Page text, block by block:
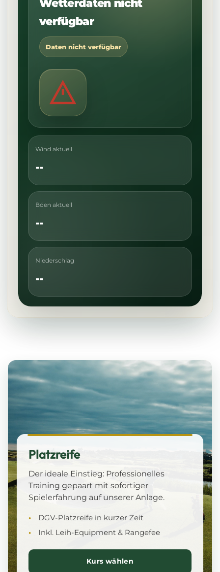
Wetterdaten nicht
verfügbar
Daten nicht verfügbar
Wind aktuell
--
Böen aktuell
--
Niederschlag
--
Platzreife
Der ideale Einstieg: Professionelles
Training gepaart mit sofortiger
Spielerfahrung auf unserer Anlage.
DGV-Platzreife in kurzer Zeit
Inkl. Leih-Equipment & Rangefee
Kurs wählen